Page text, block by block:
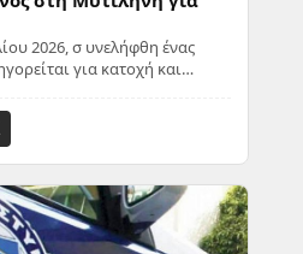
2026, σ υνελήφθη ένας
για κατοχή και